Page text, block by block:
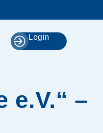
Login
e.V.“ –